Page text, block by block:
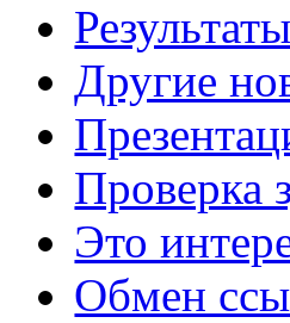
Другие
Проверка
Это
Обмен